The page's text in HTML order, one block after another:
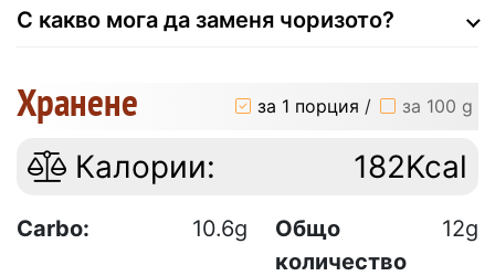
С какво мога да заменя чоризото?
Хранене за 1 порция / за 100 g
Калории: 182Kcal
Carbo: 10.6g
Общо
количество
12g